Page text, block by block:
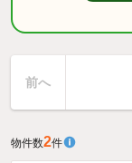
前へ
物件数2件